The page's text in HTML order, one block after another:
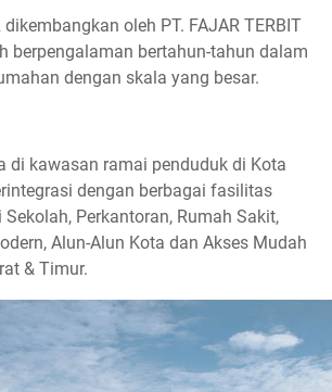
dikembangkan oleh PT. FAJAR TERBIT
berpengalaman bertahun-tahun dalam
dengan skala yang besar.
di kawasan ramai penduduk di Kota
dengan berbagai fasilitas
Perkantoran, Rumah Sakit,
Alun-Alun Kota dan Akses Mudah
& Timur.